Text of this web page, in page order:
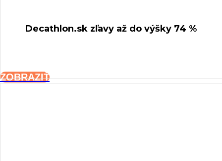
Decathlon.sk zľavy až do výšky 74 %
ZOBRAZIŤ